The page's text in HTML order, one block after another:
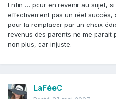
Enfin … pour en revenir au sujet,
effectivement pas un réel succès,
pour la remplacer par un choix
revenus des parents ne me parait
non plus, car injuste.
LaFéeC